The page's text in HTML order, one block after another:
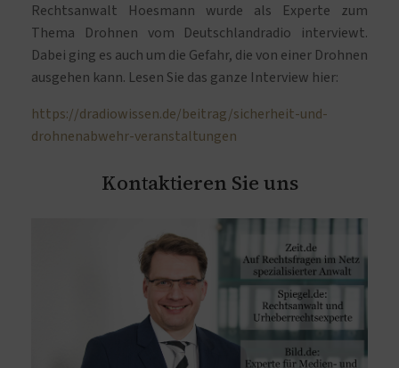
Rechtsanwalt Hoesmann wurde als Experte zum
Thema Drohnen vom Deutschlandradio interviewt.
Dabei ging es auch um die Gefahr, die von einer Drohnen
ausgehen kann. Lesen Sie das ganze Interview hier:
https://dradiowissen.de/beitrag/sicherheit-und-
drohnenabwehr-veranstaltungen
Kontaktieren Sie uns